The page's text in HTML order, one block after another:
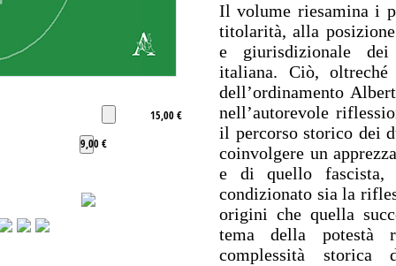
15,00 €
9,00 €
Il volume riesamina i
titolarità, alla
e giurisdizionale dei
italiana. Ciò,
dell’ordinamento
nell’autorevole
il percorso storico dei
coinvolgere un
e di quello fascista,
condizionato sia la
origini che quella
tema della potestà
complessità